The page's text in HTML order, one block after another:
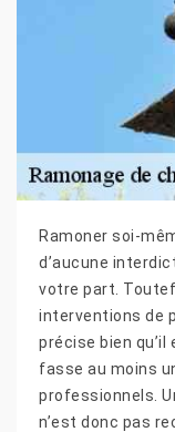
Ramoner soi-
d’aucune
votre part.
interventions de
précise bien qu’il
fasse au moins
professionnels.
n’est donc pas